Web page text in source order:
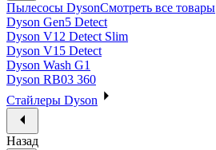
Пылесосы DysonСмотреть все товары
Dyson Gen5 Detect
Dyson V12 Detect Slim
Dyson V15 Detect
Dyson Wash G1
Dyson RB03 360
Стайлеры Dyson
Назад